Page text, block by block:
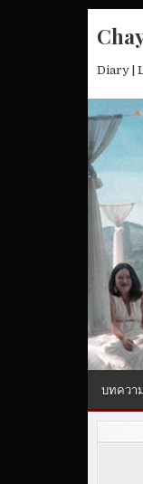
Diary |
บทควา